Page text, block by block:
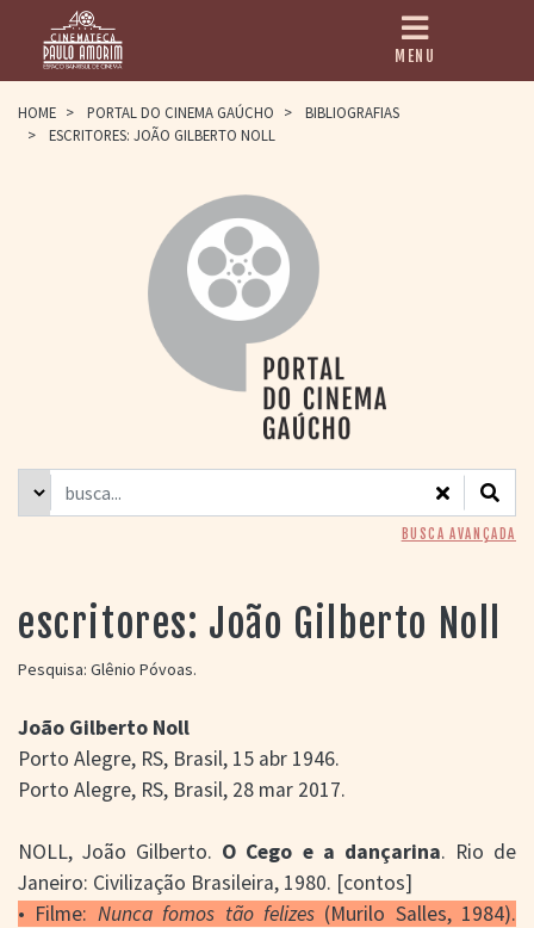
HOME
PAULO AMORIM
> HOMENAGEADOS
> EQUIPE
> ASSOCIAÇÃO DOS
> BIBLIOTECA
ROMEU GRIMALDI
> GRADE SEMANAL
> PREÇOS E
DESCONTOS
PORTAL DO
CINEMA GAÚCHO
> APRESENTAÇÃO
> LISTA DE FILMES
> FILMOGRAFIAS DE
CINEASTAS
> DISCOGRAFIAS
CONTATO E
LOCALIZAÇÃO
MENU
HOME > PORTAL DO CINEMA GAÚCHO >
BIBLIOGRAFIAS
>
ESCRITORES: JOÃO GILBERTO NOLL
BUSCA AVANÇADA
escritores: João Gilberto Noll
Pesquisa: Glênio Póvoas.
João Gilberto Noll
Porto Alegre, RS, Brasil, 15 abr 1946.
Porto Alegre, RS, Brasil, 28 mar 2017.
NOLL, João Gilberto. O Cego e a dançarina. Rio de
Janeiro: Civilização Brasileira, 1980. [contos]
• Filme: Nunca fomos tão felizes(Murilo Salles, 1984).